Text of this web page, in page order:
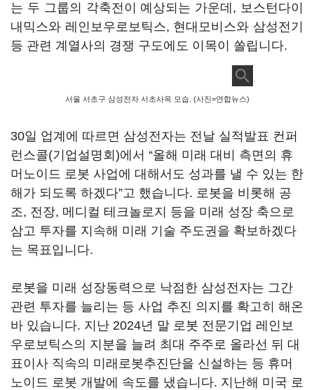
는 두 그룹의 각축전이 예상되는 가운데 , 보스턴다이
내믹스와 레인보우로보틱스, 현대모비스와 삼성전기
등 관련 계열사의 경쟁 구도에도 이목이 쏠립니다.
서울 서초구 삼성전자 서초사옥 모습. (사진=연합뉴스)
30일 업계에 따르면 삼성전자는 전날 실적발표 컨퍼
런스콜(기업설명회 )에서 “올해 미래 대비 측면의 휴
머노이드 로봇 사업에 대해서도 성과를 낼 수 있는 한
해가 되도록 하겠다”고 했습니다. 로봇을 비롯해 공
조, 전장, 메디컬 테크놀로지 등을 미래 성장 축으로
삼고 투자를 지속해 미래 기술 주도권을 확보하겠다
는 목표입니다.
로봇을 미래 성장동력으로 낙점한 삼성전자는 그간
관련 투자를 늘리는 등 사업 추진 의지를 확고히 해온
바 있습니다. 지난 2024년 말 로봇 전문기업 레인보
우로보틱스의 지분을 늘려 최대 주주로 올라선 뒤 대
표이사 직속의 미래로봇추진단을 신설하는 등 휴머
노이드 로봇 개발에 속도를 냈습니다. 지난해 미국 로